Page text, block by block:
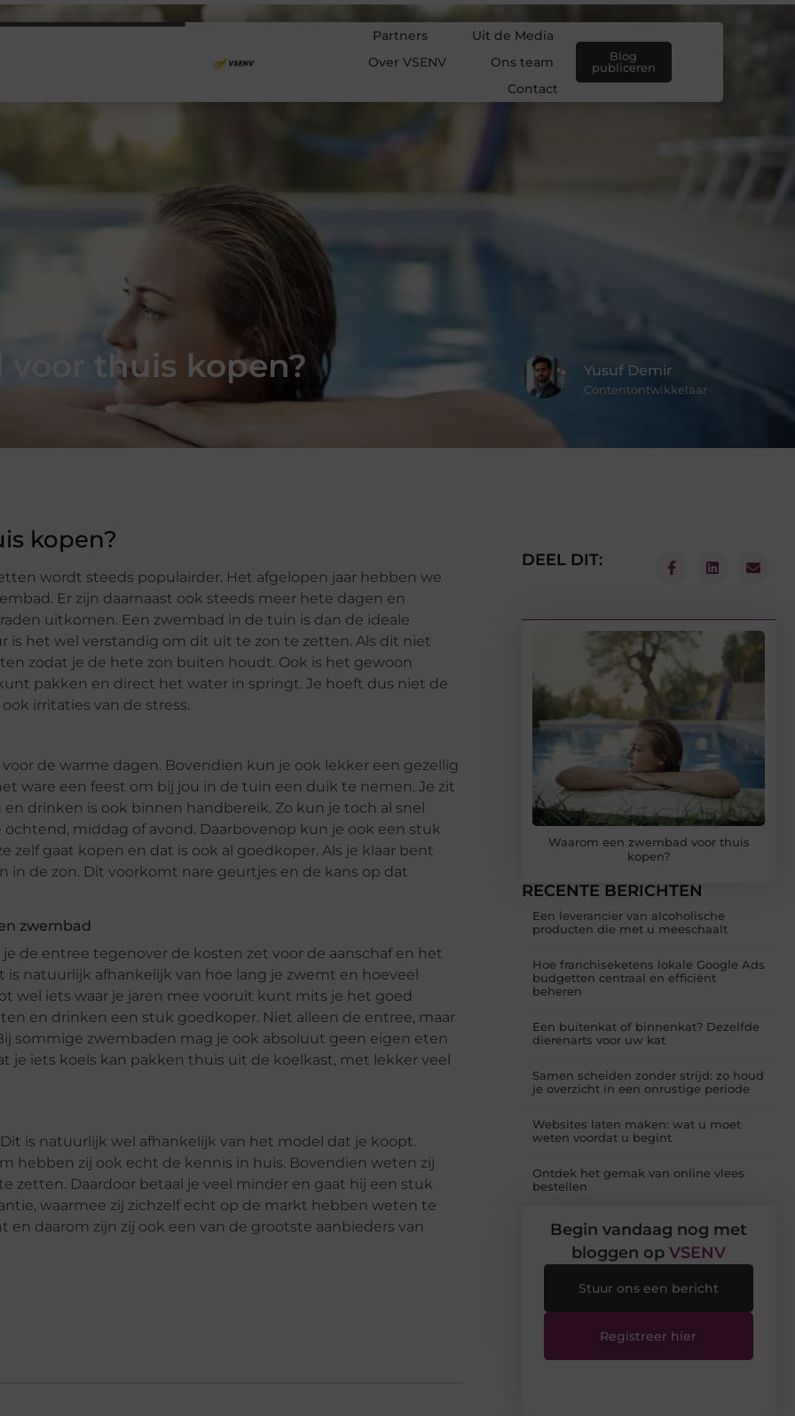
Partners
Uit de Media
Over VSENV
Ons team
Contact
Blog
publiceren
thuis kopen? Yusuf Demir
Contentontwikkelaar
kopen?
wordt steeds populairder. Het afgelopen jaar hebben we
Er zijn daarnaast ook steeds meer hete dagen en
uitkomen. Een zwembad in de tuin is dan de ideale
is het wel verstandig om dit uit te zon te zetten. Als dit niet
zodat je de hete zon buiten houdt. Ook is het gewoon
pakken en direct het water in springt. Je hoeft dus niet de
irritaties van de stress.
de warme dagen. Bovendien kun je ook lekker een gezellig
ware een feest om bij jou in de tuin een duik te nemen. Je zit
drinken is ook binnen handbereik. Zo kun je toch al snel
middag of avond. Daarbovenop kun je ook een stuk
gaat kopen en dat is ook al goedkoper. Als je klaar bent
de zon. Dit voorkomt nare geurtjes en de kans op dat
zwembad
de entree tegenover de kosten zet voor de aanschaf en het
natuurlijk afhankelijk van hoe lang je zwemt en hoeveel
wel iets waar je jaren mee vooruit kunt mits je het goed
en drinken een stuk goedkoper. Niet alleen de entree, maar
sommige zwembaden mag je ook absoluut geen eigen eten
je iets koels kan pakken thuis uit de koelkast, met lekker veel
is natuurlijk wel afhankelijk van het model dat je koopt.
hebben zij ook echt de kennis in huis. Bovendien weten zij
zetten. Daardoor betaal je veel minder en gaat hij een stuk
waarmee zij zichzelf echt op de markt hebben weten te
daarom zijn zij ook een van de grootste aanbieders van
DEEL DIT:
Waarom een zwembad voor thuis
kopen?
RECENTE BERICHTEN
Een leverancier van alcoholische
producten die met u meeschaalt
Hoe franchiseketens lokale Google Ads
budgetten centraal en efficiënt
beheren
Een buitenkat of binnenkat? Dezelfde
dierenarts voor uw kat
Samen scheiden zonder strijd: zo houd
je overzicht in een onrustige periode
Websites laten maken: wat u moet
weten voordat u begint
Ontdek het gemak van online vlees
bestellen
Begin vandaag nog met
bloggen op VSENV
Stuur ons een bericht
Registreer hier